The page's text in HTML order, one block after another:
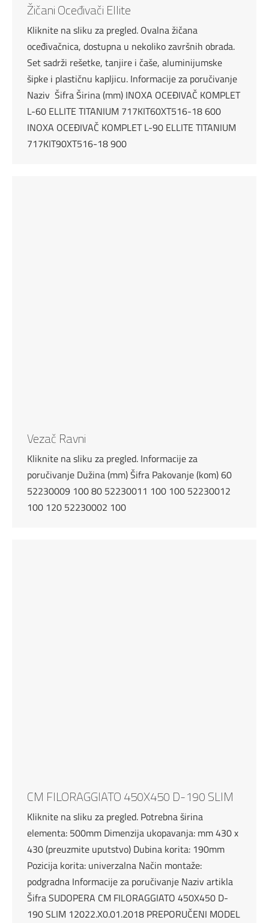
Žičani Oceđivači Ellite
Kliknite na sliku za pregled. Ovalna žičana
oceđivačnica, dostupna u nekoliko završnih obrada.
Set sadrži rešetke, tanjire i čaše, aluminijumske
šipke i plastičnu kapljicu. Informacije za poručivanje
Naziv Šifra Širina (mm) INOXA OCEĐIVAČ KOMPLET
L-60 ELLITE TITANIUM 717KIT60XT516-18 600
INOXA OCEĐIVAČ KOMPLET L-90 ELLITE TITANIUM
717KIT90XT516-18 900
Vezač Ravni
Kliknite na sliku za pregled. Informacije za
poručivanje Dužina (mm) Šifra Pakovanje (kom) 60
52230009 100 80 52230011 100 100 52230012
100 120 52230002 100
CM FILORAGGIATO 450X450 D-190 SLIM
Kliknite na sliku za pregled. Potrebna širina
elementa: 500mm Dimenzija ukopavanja: mm 430 x
430 (preuzmite uputstvo) Dubina korita: 190mm
Pozicija korita: univerzalna Način montaže:
podgradna Informacije za poručivanje Naziv artikla
Šifra SUDOPERA CM FILORAGGIATO 450X450 D-
190 SLIM 12022.X0.01.2018 PREPORUČENI MODEL